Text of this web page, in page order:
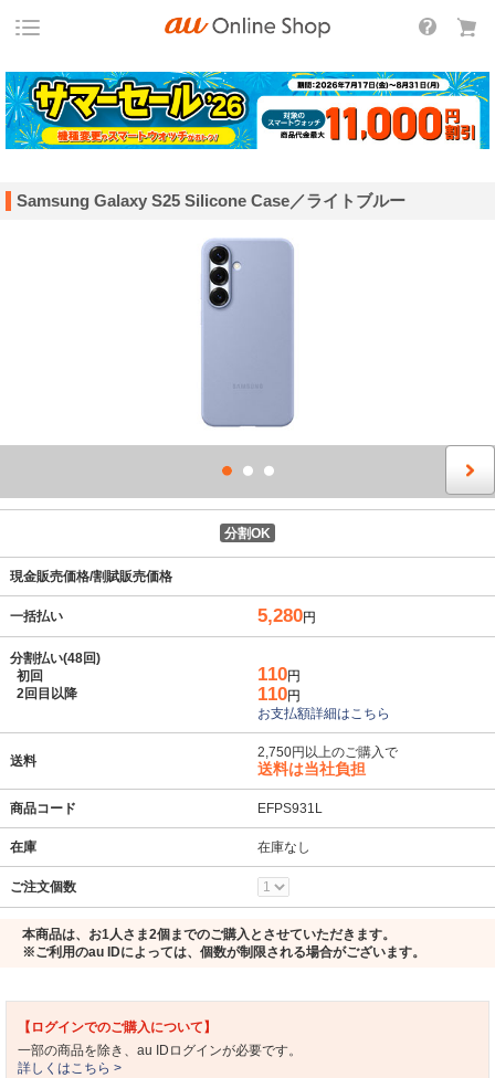
Samsung Galaxy S25 Silicone Case／ライトブルー
分割OK
現金販売価格/割賦販売価格
一括払い 5,280円
分割払い(48回)
初回
2回目以降
110円
110円
お支払額詳細はこちら
送料
2,750円以上のご購入で
送料は当社負担
商品コード EFPS931L
在庫 在庫なし
ご注文個数
本商品は、お1人さま2個までのご購入とさせていただきます。
※ご利用のau IDによっては、個数が制限される場合がございます。
【ログインでのご購入について】
一部の商品を除き、au IDログインが必要です。
詳しくはこちら >